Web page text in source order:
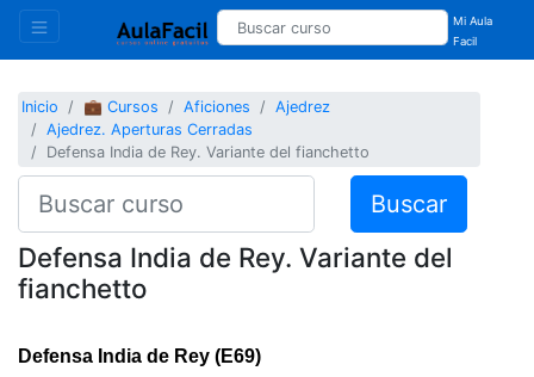
Mi Aula
Facil
Inicio 💼 Cursos Aficiones
Ajedrez
Ajedrez. Aperturas Cerradas
Defensa India de Rey. Variante del fianchetto
Buscar
Defensa India de Rey. Variante del
fianchetto
Defensa India de Rey (E69)